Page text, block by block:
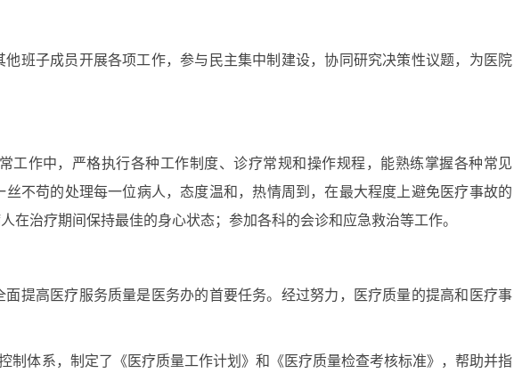
班子成员开展各项工作，参与民主集中制建设，协同研究决策性议题，为医院
工作中，严格执行各种工作制度、诊疗常规和操作规程，能熟练掌握各种常见
不苟的处理每一位病人，态度温和，热情周到，在最大程度上避免医疗事故的
治疗期间保持最佳的身心状态；参加各科的会诊和应急救治等工作。
提高医疗服务质量是医务办的首要任务。经过努力，医疗质量的提高和医疗事
制体系，制定了《医疗质量工作计划》和《医疗质量检查考核标准》，帮助并指